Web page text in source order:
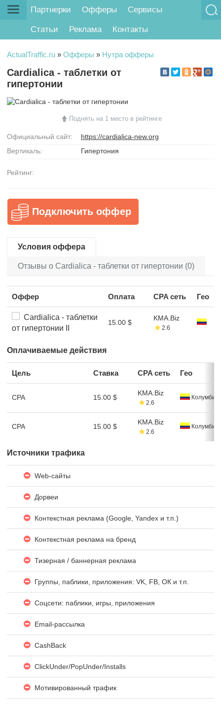
Партнерки Офферы Сервисы
Статьи Реклама Контакты
ActualTraffic.ru » Офферы » Нутра офферы
Cardialica - таблетки от
гипертонии
Поднять на 1 место в рейтинге
Официальный сайт:
https://cardialica-new.org
Вертикаль:
Гипертония
Рейтинг:
Подключить оффер
Условия оффера
Отзывы о Cardialica - таблетки от гипертонии (0)
Оффер Оплата CPA сеть Гео
Cardialica - таблетки
от гипертонии II
15.00 $
KMA.Biz
2.6
Оплачиваемые действия
Цель Ставка CPA сеть Гео
CPA 15.00 $
KMA.Biz
2.6
Колумбия
CPA 15.00 $
KMA.Biz
2.6
Колумбия
Источники трафика
Web-сайты
Дорвеи
Контекстная реклама (Google, Yandex и т.п.)
Контекстная реклама на бренд
Тизерная / баннерная реклама
Группы, паблики, приложения: VK, FB, ОК и т.п.
Соцсети: паблики, игры, приложения
Email-рассылка
CashBack
ClickUnder/PopUnder/Installs
Мотивированный трафик